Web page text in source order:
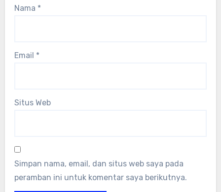
Nama *
Email *
Situs Web
Simpan nama, email, dan situs web saya pada
peramban ini untuk komentar saya berikutnya.